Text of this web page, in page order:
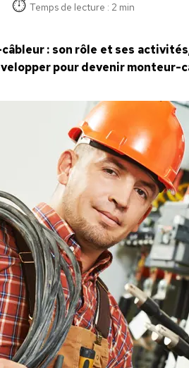
Temps de lecture : 2 min
: son rôle et ses
pour devenir monteur-